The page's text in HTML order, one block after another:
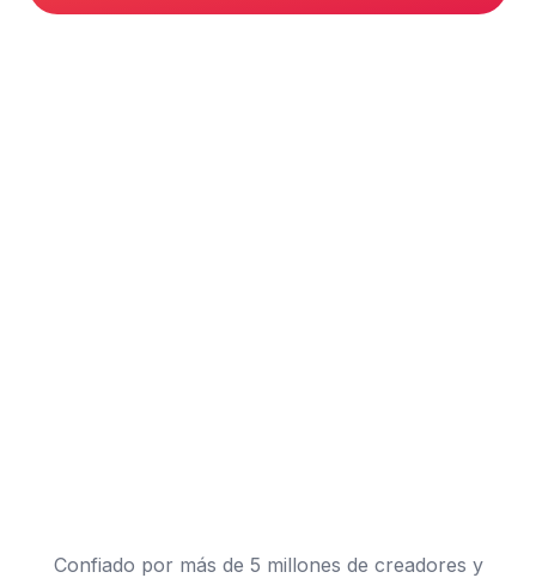
Confiado por más de 5 millones de creadores y